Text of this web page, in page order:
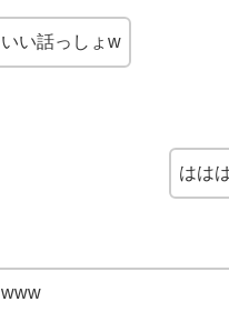
いい話っしょw
はは
www